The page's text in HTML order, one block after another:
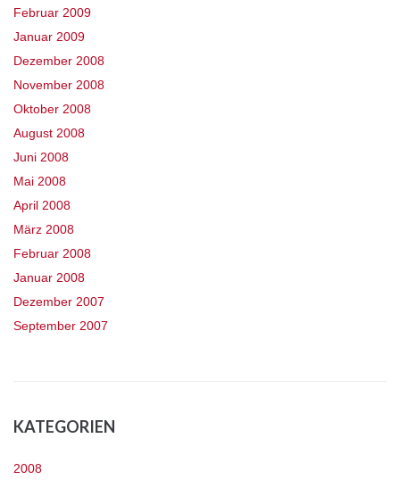
Februar 2009
Januar 2009
Dezember 2008
November 2008
Oktober 2008
August 2008
Juni 2008
Mai 2008
April 2008
März 2008
Februar 2008
Januar 2008
Dezember 2007
September 2007
KATEGORIEN
2008